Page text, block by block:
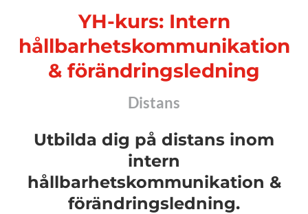
YH-kurs: Intern
hållbarhetskommunikation
& förändringsledning
Distans
Utbilda dig på distans inom
intern
hållbarhetskommunikation &
förändringsledning.